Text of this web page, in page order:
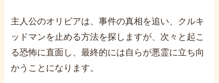
主人公のオリビアは、事件の真相を追い、クルキ
ッドマンを止める方法を探しますが、次々と起こ
る恐怖に直面し、最終的には自らが悪霊に立ち向
かうことになります。